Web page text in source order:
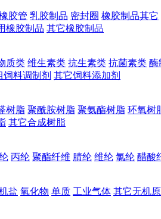
胶管 乳胶制品 密封圈 橡胶制品其它
橡胶制品 其它橡胶制品
质类 维生素类 抗生素类 抗菌素类 酶
料调制剂 其它饲料添加剂
树脂 聚酰胺树脂 聚氨酯树脂 环氧树
其它合成树脂
丙纶 聚酯纤维 腈纶 维纶 氯纶 醋酸
盐 氧化物 单质 工业气体 其它无机